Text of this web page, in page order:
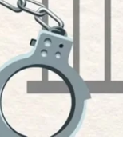
là một trong những
bỏ qua cho những
và yên bình. (Ảnh: